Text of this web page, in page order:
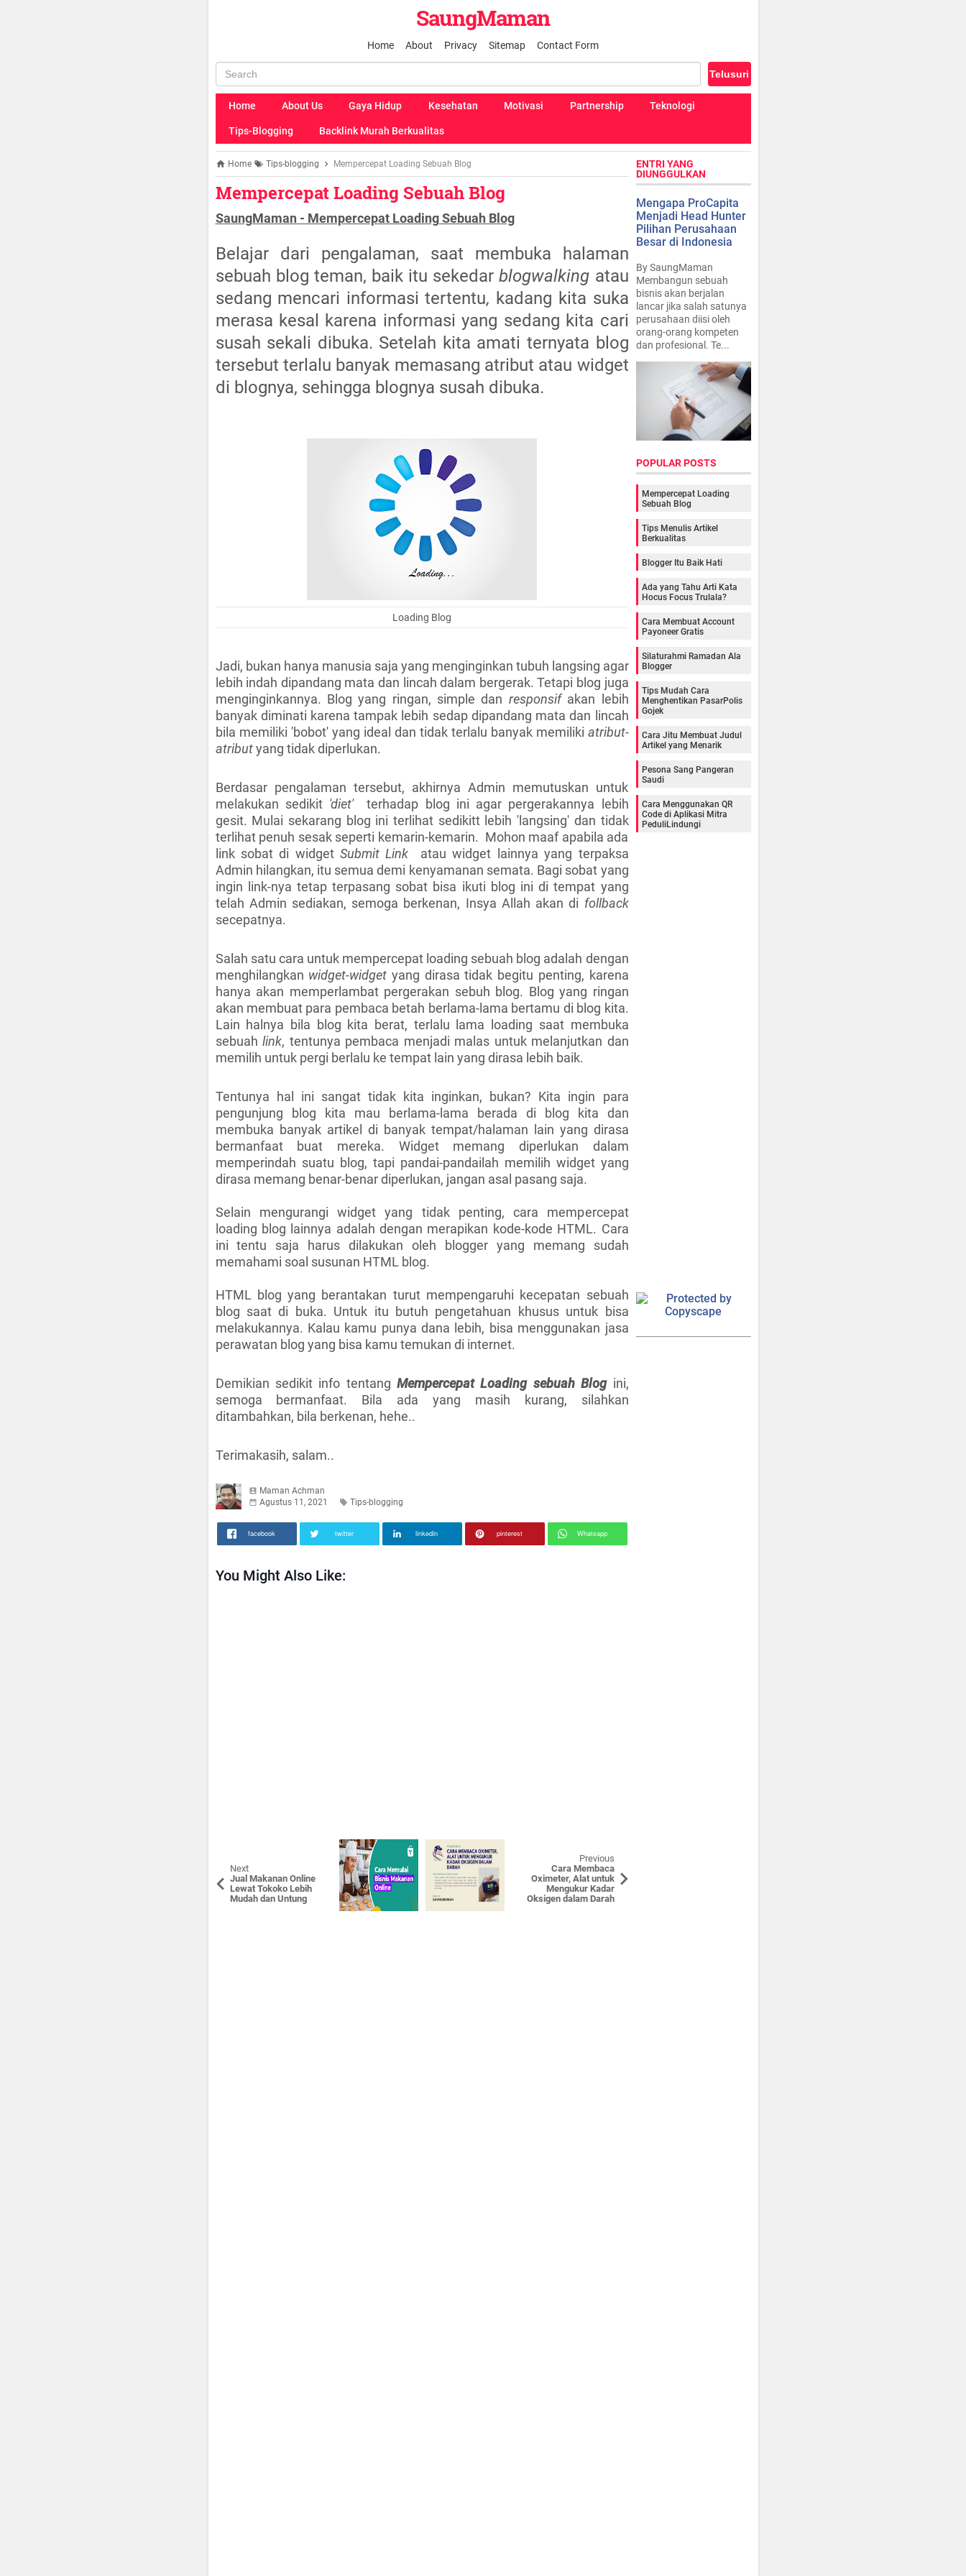
SaungMaman
Home About Privacy Sitemap Contact Form
Home About Us Gaya Hidup Kesehatan Motivasi Partnership Teknologi
Tips-Blogging Backlink Murah Berkualitas
Home Tips-blogging Mempercepat Loading Sebuah Blog
Mempercepat Loading Sebuah Blog
SaungMaman - Mempercepat Loading Sebuah Blog
Belajar dari pengalaman, saat membuka halaman
sebuah blog teman, baik itu sekedarblogwalking atau
sedang mencari informasi tertentu, kadang kita suka
merasa kesal karena informasi yang sedang kita cari
susah sekali dibuka. Setelah kita amati ternyata blog
tersebut terlalu banyak memasang atribut atau widget
di blognya, sehingga blognya susah dibuka.
Loading Blog
Jadi, bukan hanya manusia saja yang menginginkan tubuh langsing agar
lebih indah dipandang mata dan lincah dalam bergerak. Tetapi blog juga
menginginkannya. Blog yang ringan, simple dan responsifakan lebih
banyak diminati karena tampak lebih sedap dipandang mata dan lincah
bila memiliki 'bobot' yang ideal dan tidak terlalu banyak memiliki atribut-
atributyang tidak diperlukan.
Berdasar pengalaman tersebut, akhirnya Admin memutuskan untuk
melakukan sedikit 'diet'terhadap blog ini agar pergerakannya lebih
gesit. Mulai sekarang blog ini terlihat sedikitt lebih 'langsing' dan tidak
terlihat penuh sesak seperti kemarin-kemarin. Mohon maaf apabila ada
link sobat di widget Submit Link atau widget lainnya yang terpaksa
Admin hilangkan, itu semua demi kenyamanan semata. Bagi sobat yang
ingin link-nya tetap terpasang sobat bisa ikuti blog ini di tempat yang
telah Admin sediakan, semoga berkenan, Insya Allah akan di follback
secepatnya.
Salah satu cara untuk mempercepat loading sebuah blog adalah dengan
menghilangkan widget-widget yang dirasa tidak begitu penting, karena
hanya akan memperlambat pergerakan sebuh blog. Blog yang ringan
akan membuat para pembaca betah berlama-lama bertamu di blog kita.
Lain halnya bila blog kita berat, terlalu lama loading saat membuka
sebuah link, tentunya pembaca menjadi malas untuk melanjutkan dan
memilih untuk pergi berlalu ke tempat lain yang dirasa lebih baik.
Tentunya hal ini sangat tidak kita inginkan, bukan? Kita ingin para
pengunjung blog kita mau berlama-lama berada di blog kita dan
membuka banyak artikel di banyak tempat/halaman lain yang dirasa
bermanfaat buat mereka. Widget memang diperlukan dalam
memperindah suatu blog, tapi pandai-pandailah memilih widget yang
dirasa memang benar-benar diperlukan, jangan asal pasang saja.
Selain mengurangi widget yang tidak penting, cara mempercepat
loading blog lainnya adalah dengan merapikan kode-kode HTML. Cara
ini tentu saja harus dilakukan oleh blogger yang memang sudah
memahami soal susunan HTML blog.
HTML blog yang berantakan turut mempengaruhi kecepatan sebuah
blog saat di buka. Untuk itu butuh pengetahuan khusus untuk bisa
melakukannya. Kalau kamu punya dana lebih, bisa menggunakan jasa
perawatan blog yang bisa kamu temukan di internet.
Demikian sedikit info tentang Mempercepat Loading sebuah Blogini,
semoga bermanfaat. Bila ada yang masih kurang, silahkan
ditambahkan, bila berkenan, hehe..
Terimakasih, salam..
Maman Achman
Agustus 11, 2021
Tips-blogging
facebook twitter linkedin pinterest Whatsapp
You Might Also Like:
Next
Jual Makanan Online
Lewat Tokoko Lebih
Mudah dan Untung
Previous
Cara Membaca
Oximeter, Alat untuk
Mengukur Kadar
Oksigen dalam Darah
ENTRI YANG
DIUNGGULKAN
Mengapa ProCapita
Menjadi Head Hunter
Pilihan Perusahaan
Besar di Indonesia
By SaungMaman
Membangun sebuah
bisnis akan berjalan
lancar jika salah satunya
perusahaan diisi oleh
orang-orang kompeten
dan profesional. Te...
POPULAR POSTS
Mempercepat Loading
Sebuah Blog
Tips Menulis Artikel
Berkualitas
Blogger Itu Baik Hati
Ada yang Tahu Arti Kata
Hocus Focus Trulala?
Cara Membuat Account
Payoneer Gratis
Silaturahmi Ramadan Ala
Blogger
Tips Mudah Cara
Menghentikan PasarPolis
Gojek
Cara Jitu Membuat Judul
Artikel yang Menarik
Pesona Sang Pangeran
Saudi
Cara Menggunakan QR
Code di Aplikasi Mitra
PeduliLindungi